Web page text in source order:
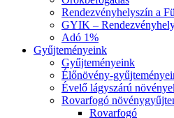
Rendezvényhelyszín a
GYIK –
Adó 1%
Gyűjteményeink
Gyűjteményeink
Élőnövény-
Évelő lágyszárú
Rovarfogó
Rovarfogó